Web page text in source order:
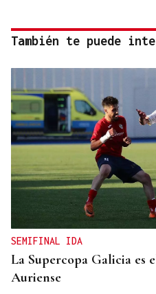
También te puede
SEMIFINAL IDA
La Supercopa Galicia
Auriense